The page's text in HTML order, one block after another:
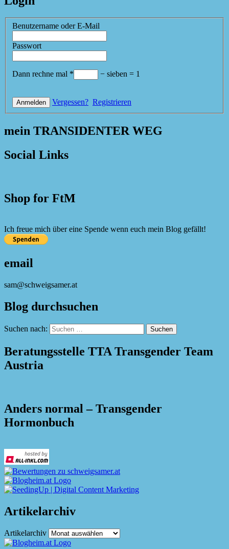
Benutzername oder E-Mail
Passwort
Dann rechne mal * − sieben = 1
Vergessen? Registrieren
mein TRANSIDENTER WEG
Social Links
Shop for FtM
Ich freue mich über eine Spende wenn euch mein Blog gefällt!
email
sam@schweigsamer.at
Blog durchsuchen
Suchen nach:
Beratungsstelle TTA Transgender Team
Austria
Anders normal – Transgender
Hormonbuch
Artikelarchiv
Artikelarchiv